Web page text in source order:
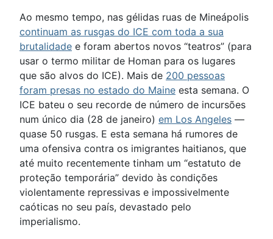
Ao mesmo tempo, nas gélidas ruas de Mineápolis
continuam as rusgas do ICE com toda a sua
brutalidade e foram abertos novos “teatros” (para
usar o termo militar de Homan para os lugares
que são alvos do ICE). Mais de 200 pessoas
foram presas no estado do Maine esta semana. O
ICE bateu o seu recorde de número de incursões
num único dia (28 de janeiro) em Los Angeles —
quase 50 rusgas. E esta semana há rumores de
uma ofensiva contra os imigrantes haitianos, que
até muito recentemente tinham um “estatuto de
proteção temporária” devido às condições
violentamente repressivas e impossivelmente
caóticas no seu país, devastado pelo
imperialismo.